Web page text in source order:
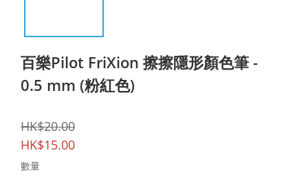
百樂Pilot FriXion 擦擦隱形顏色筆 -
0.5 mm (粉紅色)
HK$20.00
HK$15.00
數量